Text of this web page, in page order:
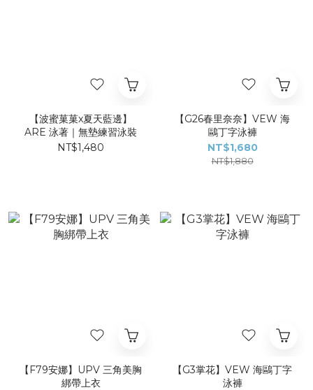
【波蜜菓菓x夏天藍邊】
ARE 泳著｜無墊練習泳裝
NT$1,480
【G26春里奈奈】VEW 海
鷗丁字泳褲
NT$1,680
NT$1,880
【F79安娜】UPV 三角美胸
綁帶上衣
【G3掌花】VEW 海鷗丁字
泳褲